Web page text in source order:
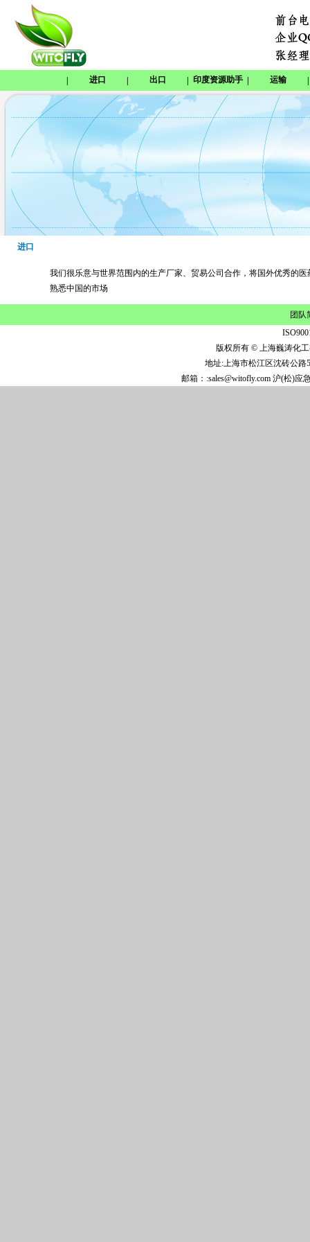
进口 出口 印度资源助手 运输
进口
我们很乐意与世界范围内的生产厂家、贸易公司合作，将国外优秀的
熟悉中国的市场
团队
版权所有 © 上海巍涛化
地址:上海市松江区沈砖公路
邮箱：:sales@witofly.com 沪(松)应